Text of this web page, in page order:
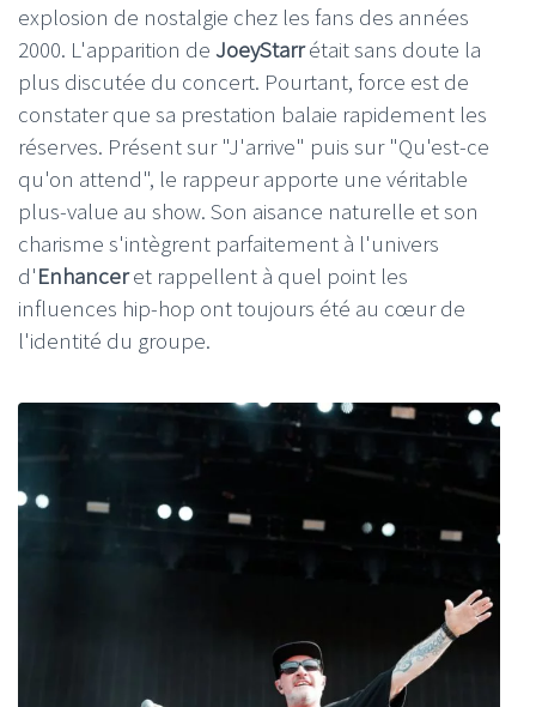
explosion de nostalgie chez les fans des années
2000. L'apparition de JoeyStarrétait sans doute la
plus discutée du concert. Pourtant, force est de
constater que sa prestation balaie rapidement les
réserves. Présent sur "J'arrive" puis sur "Qu'est-ce
qu'on attend", le rappeur apporte une véritable
plus-value au show. Son aisance naturelle et son
charisme s'intègrent parfaitement à l'univers
d'Enhanceret rappellent à quel point les
influences hip-hop ont toujours été au cœur de
l'identité du groupe.